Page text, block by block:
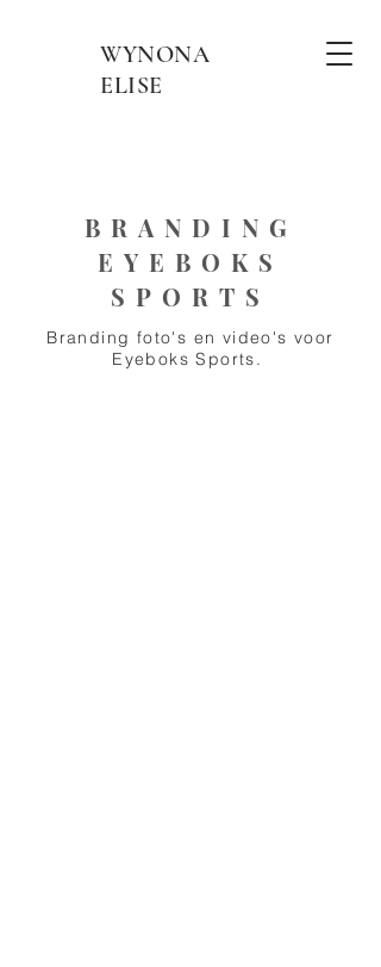
WYNONA
ELISE
BRANDING
EYEBOKS
SPORTS
Branding foto's en video's voor
Eyeboks Sports.